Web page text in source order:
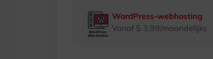
WordPress-webhosting
Vanaf $ 3,99/maandelijks